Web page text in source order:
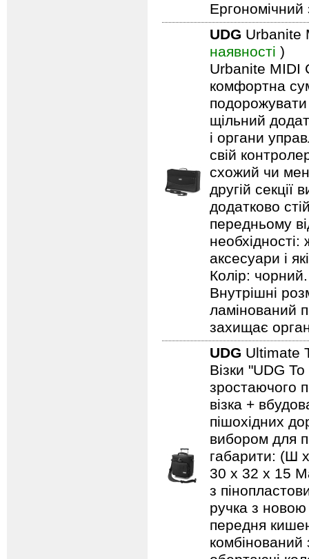
UDG Urbanite
наявності )
Urbanite MIDI
комфортна
щільний
і органи
свій
схожий чи
другій
додатково
передньому
аксесуари і
Колір:
Внутрішні
ламінований
захищає
UDG Ultimate
Візки "UDG
зростаючого
візка +
пішохідних
вибором для
габарити: (Ш
30 x 32 x 15
з
ручка з
передня